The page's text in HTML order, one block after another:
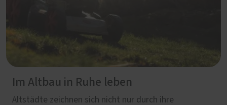
Im Altbau in Ruhe leben
Altstädte zeichnen sich nicht nur durch ihre